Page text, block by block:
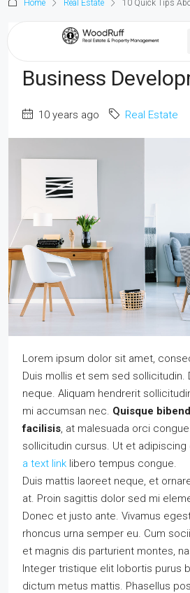
Home Real Estate 10 Quick Tips
10 Quick Tips
Business
10 years ago Real Estate
Lorem ipsum dolor sit amet,
Duis mollis et sem sed sollicitudin.
neque. Aliquam hendrerit
mi accumsan nec. Quisque
facilisis, at malesuada orci
sollicitudin cursus. Ut et adipiscing
a text link libero tempus congue.
Duis mattis laoreet neque, et
at. Proin sagittis dolor sed mi
Donec et justo ante. Vivamus
rhoncus urna semper eu. Cum
et magnis dis parturient montes,
Integer tristique elit lobortis purus
dictum metus mattis. Phasellus